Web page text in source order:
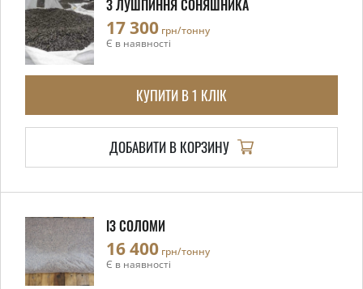
З ЛУШПИННЯ СОНЯШНИКА
17 300 грн/тонну
Є в наявності
КУПИТИ В 1 КЛІК
ДОБАВИТИ В КОРЗИНУ
ІЗ СОЛОМИ
16 400 грн/тонну
Є в наявності